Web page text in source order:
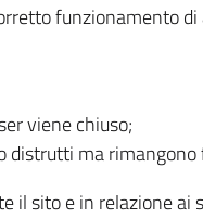
funzionamento
viene chiuso;
ma
il sito e in relazione